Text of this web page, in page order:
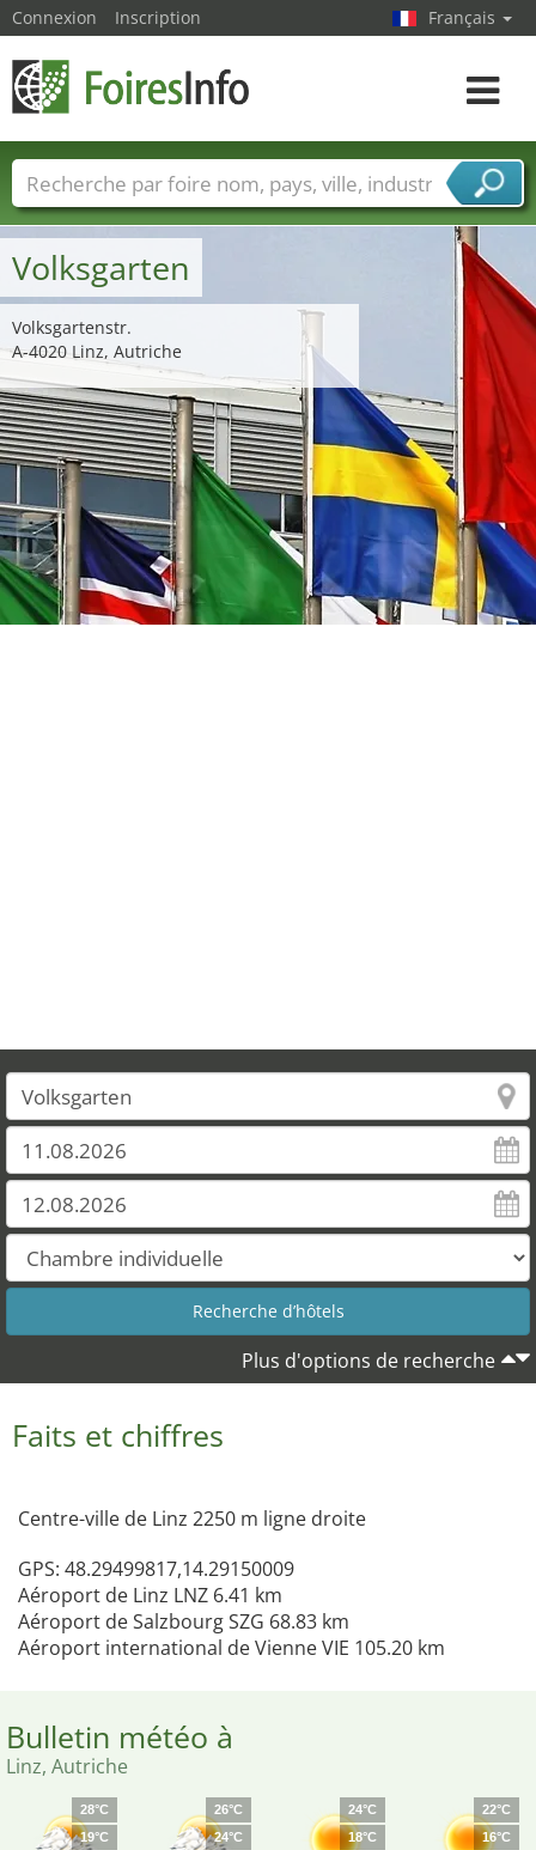
Volksgarten
Volksgartenstr.
A-4020 Linz, Autriche
Plus d'options de recherche
Faits et chiffres
Centre-ville de Linz 2250 m ligne droite
GPS: 48.29499817,14.29150009
Aéroport de Linz LNZ 6.41 km
Aéroport de Salzbourg SZG 68.83 km
Aéroport international de Vienne VIE 105.20 km
Bulletin météo à
Linz, Autriche
28°C
19°C
26°C
24°C
24°C
18°C
22°C
16°C
Connexion Inscription Français
Toggle
Foire noms Pays Villes
Secteurs de foire
Secteurs du fournisseur de services